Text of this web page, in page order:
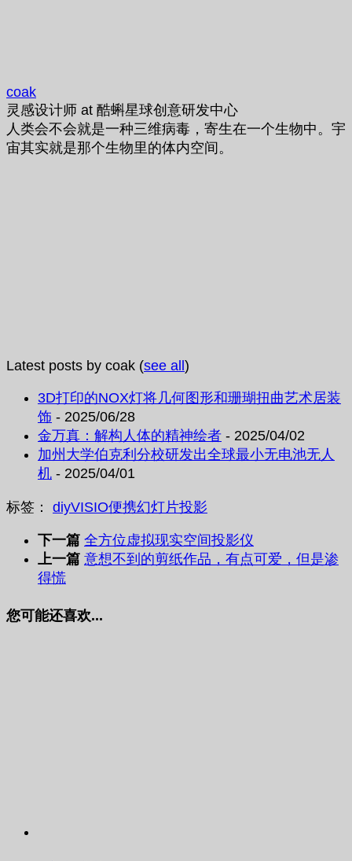
coak
灵感设计师 at 酷蝌星球创意研发中心
人类会不会就是一种三维病毒，寄生在一个生物中。宇
宙其实就是那个生物里的体内空间。
Latest posts by coak (see all )
3D打印的NOX灯将几何图形和珊瑚扭曲艺术居装
饰 - 2025/06/28
金万真：解构人体的精神绘者 - 2025/04/02
加州大学伯克利分校研发出全球最小无电池无人
机 - 2025/04/01
标签： diyVISIO便携幻灯片投影
下一篇 全方位虚拟现实空间投影仪
上一篇 意想不到的剪纸作品，有点可爱，但是渗
得慌
您可能还喜欢...